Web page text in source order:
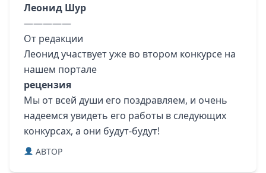
Леонид Шур
—————
От редакции
Леонид участвует уже во втором конкурсе на
нашем портале
рецензия
Мы от всей души его поздравляем, и очень
надеемся увидеть его работы в следующих
конкурсах, а они будут-будут!
ABTOP